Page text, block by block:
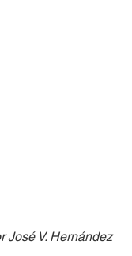
José V. Hernández